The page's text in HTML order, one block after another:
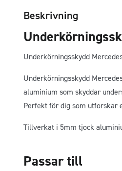
Beskrivning
Underkörningsskydd
Underkörningsskydd
aluminium som skyddar
Perfekt för dig som utforskar
Tillverkat i 5mm tjock
Passar till